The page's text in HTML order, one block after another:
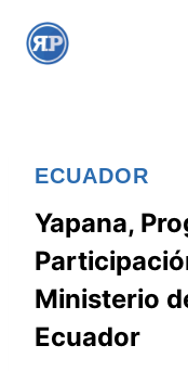
ECUADOR
Yapana,
Ministerio
Ecuador